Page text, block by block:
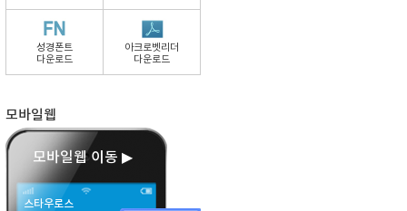
성경폰트
다운로드
아크로벳리더
다운로드
모바일웹
모바일웹 이동 ▶
스타우로스